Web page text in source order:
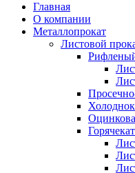
Главная
О компании
Металлопрокат
Листовой